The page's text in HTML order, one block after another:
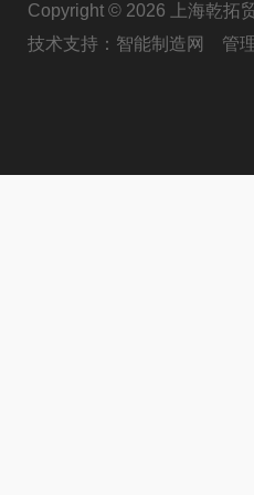
Copyright © 2026 上海乾拓
技术支持： 智能制造网 管